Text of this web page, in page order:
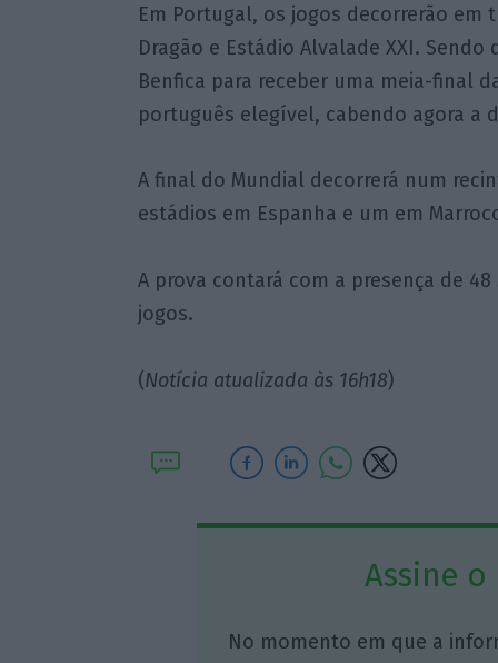
Em Portugal, os jogos decorrerão em
Dragão e Estádio Alvalade XXI.
Benfica para receber uma meia-final
português elegível, cabendo agora a
A final do Mundial decorrerá num
estádios em Espanha e um em
A prova contará com a presença de
jogos.
(Notícia atualizada às 16h18)
Assine o
No momento em que a